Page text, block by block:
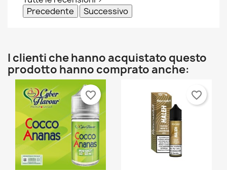
Precedente
Successivo
I clienti che hanno acquistato questo
prodotto hanno comprato anche:
favorite_border favorite_border